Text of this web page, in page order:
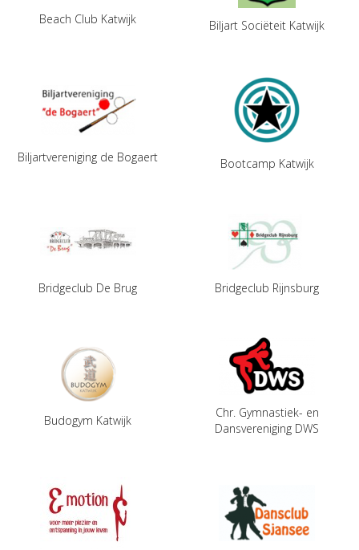
Beach Club Katwijk Biljart Sociëteit Katwijk
Biljartvereniging de Bogaert Bootcamp Katwijk
Bridgeclub De Brug Bridgeclub Rijnsburg
Budogym Katwijk
Chr. Gymnastiek- en
Dansvereniging DWS